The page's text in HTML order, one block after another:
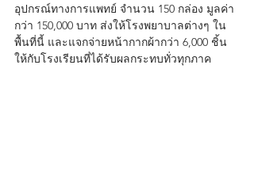
อุปกรณ์ทางการแพทย์ จำนวน 150 กล่อง มูลค่า
กว่า 150,000 บาท ส่งให้โรงพยาบาลต่างๆ ใน
พื้นที่นี้ และแจกจ่ายหน้ากากผ้ากว่า 6,000 ชิ้น
ให้กับโรงเรียนที่ได้รับผลกระทบทั่วทุกภาค